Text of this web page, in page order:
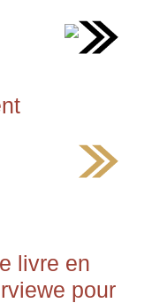
livre en
pour